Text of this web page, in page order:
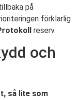
på
förklarlig
reserv.
och
så lite som